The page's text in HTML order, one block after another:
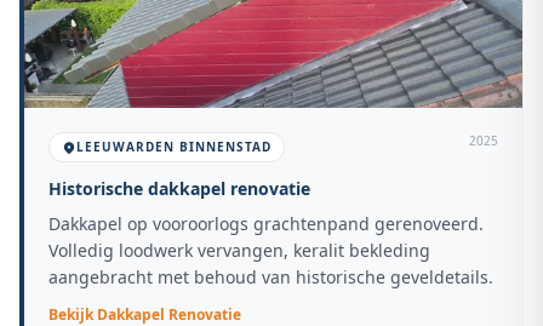
LEEUWARDEN BINNENSTAD 2025
Historische dakkapel renovatie
Dakkapel op vooroorlogs grachtenpand gerenoveerd.
Volledig loodwerk vervangen, keralit bekleding
aangebracht met behoud van historische geveldetails.
BekijkDakkapel Renovatie